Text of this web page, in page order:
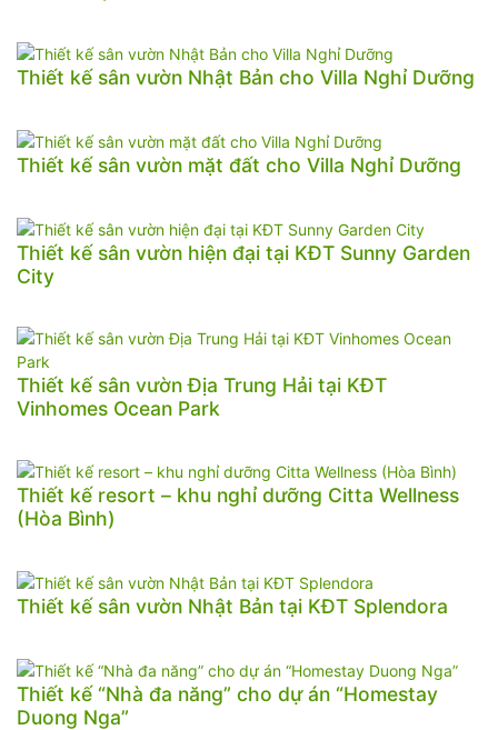
Thiết kế sân vườn Nhật Bản cho Villa Nghỉ Dưỡng
Thiết kế sân vườn mặt đất cho Villa Nghỉ Dưỡng
Thiết kế sân vườn hiện đại tại KĐT Sunny Garden
City
Thiết kế sân vườn Địa Trung Hải tại KĐT
Vinhomes Ocean Park
Thiết kế resort – khu nghỉ dưỡng Citta Wellness
(Hòa Bình)
Thiết kế sân vườn Nhật Bản tại KĐT Splendora
Thiết kế “Nhà đa năng” cho dự án “Homestay
Duong Nga”